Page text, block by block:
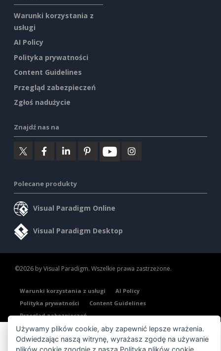
Warunki korzystania z
usługi
AI Policy
Polityka prywatności
Content Guidelines
Przegląd zabezpieczeń
Zgłoś nadużycie
Znajdź nas na
Polecane produkty
Visual Paradigm Online
Visual Paradigm Desktop
©2026 by Visual Paradigm. Wszelkie prawa zastrzeżone.
Warunki korzystania z usługi
AI Policy
Polityka prywatności
Content Guidelines
Przegląd zabezpieczeń
Używamy plików cookie, aby zapewnić lepsze wrażenia.
Odwiedzając naszą witrynę, wyrażasz zgodę na używanie